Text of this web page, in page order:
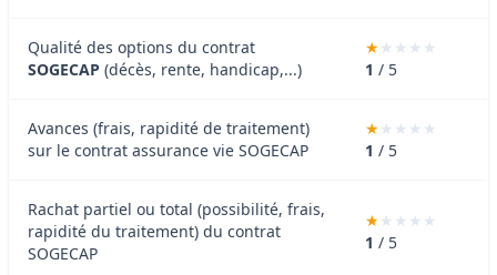
Qualité des options du contrat
SOGECAP (décès, rente, handicap,...) 1 / 5
Avances (frais, rapidité de traitement)
sur le contrat assurance vie SOGECAP
1 / 5
Rachat partiel ou total (possibilité, frais,
rapidité du traitement) du contrat
SOGECAP
1 / 5